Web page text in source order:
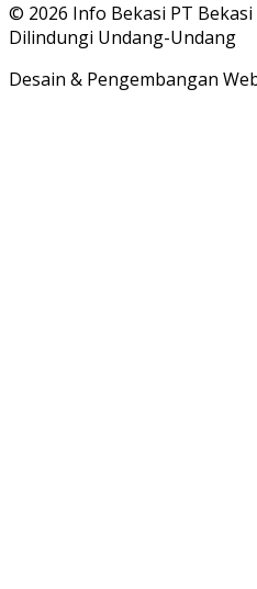
© 2026 Info Bekasi PT
Dilindungi Undang-Undang
Desain & Pengembangan